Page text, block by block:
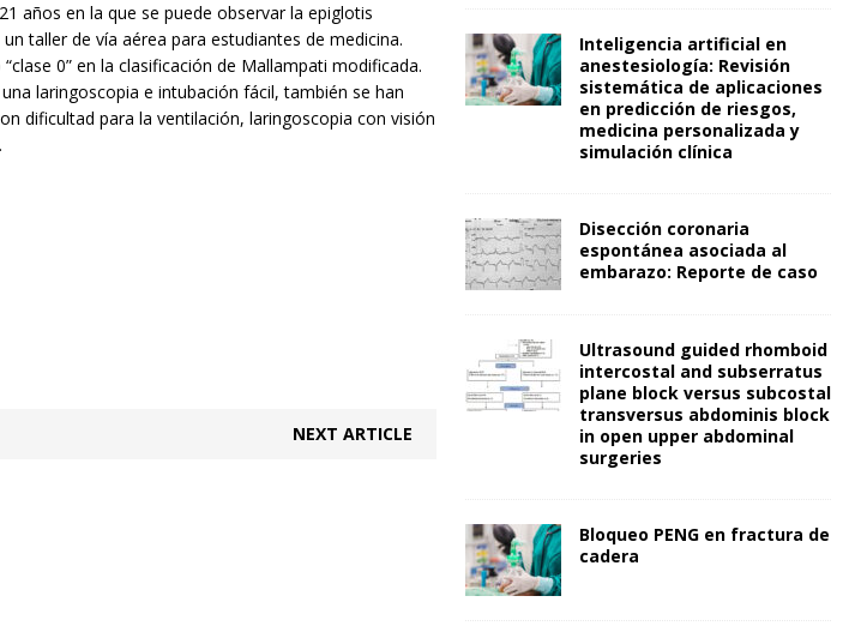
años en la que se puede observar la epiglotis
taller de vía aérea para estudiantes de medicina.
0” en la clasificación de Mallampati modificada.
laringoscopia e intubación fácil, también se han
dificultad para la ventilación, laringoscopia con visión
NEXT ARTICLE
Inteligencia artificial en
anestesiología: Revisión
sistemática de aplicaciones
en predicción de riesgos,
medicina personalizada y
simulación clínica
Disección coronaria
espontánea asociada al
embarazo: Reporte de caso
Ultrasound guided rhomboid
intercostal and subserratus
plane block versus subcostal
transversus abdominis block
in open upper abdominal
surgeries
Bloqueo PENG en fractura de
cadera